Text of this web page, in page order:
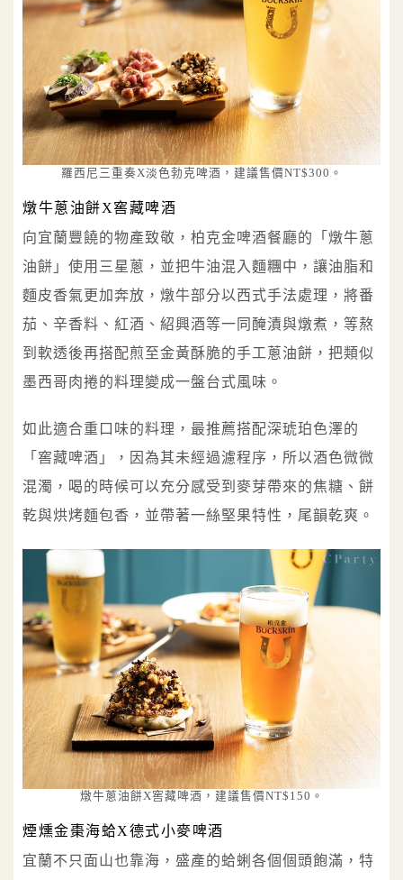
羅西尼三重奏X淡色勃克啤酒，建議售價NT$300。
燉牛蔥油餅X窖藏啤酒
向宜蘭豐饒的物產致敬，柏克金啤酒餐廳的「燉牛蔥
油餅」使用三星蔥，並把牛油混入麵糰中，讓油脂和
麵皮香氣更加奔放，燉牛部分以西式手法處理，將番
茄、辛香料、紅酒、紹興酒等一同醃漬與燉煮，等熬
到軟透後再搭配煎至金黃酥脆的手工蔥油餅，把類似
墨西哥肉捲的料理變成一盤台式風味。
如此適合重口味的料理，最推薦搭配深琥珀色澤的
「窖藏啤酒」，因為其未經過濾程序，所以酒色微微
混濁，喝的時候可以充分感受到麥芽帶來的焦糖、餅
乾與烘烤麵包香，並帶著一絲堅果特性，尾韻乾爽。
燉牛蔥油餅X窖藏啤酒，建議售價NT$150。
煙燻金棗海蛤X德式小麥啤酒
宜蘭不只面山也靠海，盛產的蛤蜊各個個頭飽滿，特